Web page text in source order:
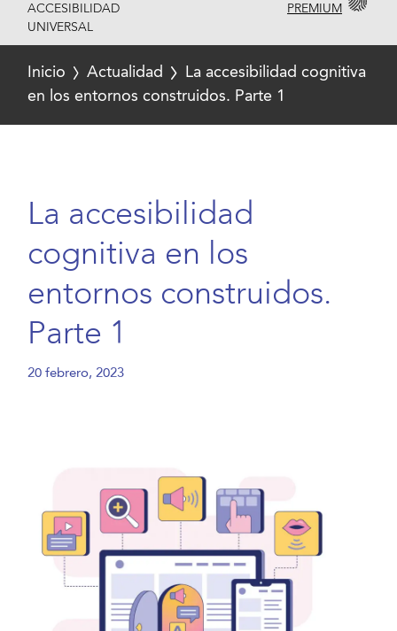
ACCESIBILIDAD
UNIVERSAL
PREMIUM
Inicio Actualidad
La accesibilidad cognitiva
en los entornos construidos. Parte 1
La accesibilidad
cognitiva en los
entornos construidos.
Parte 1
20 febrero, 2023